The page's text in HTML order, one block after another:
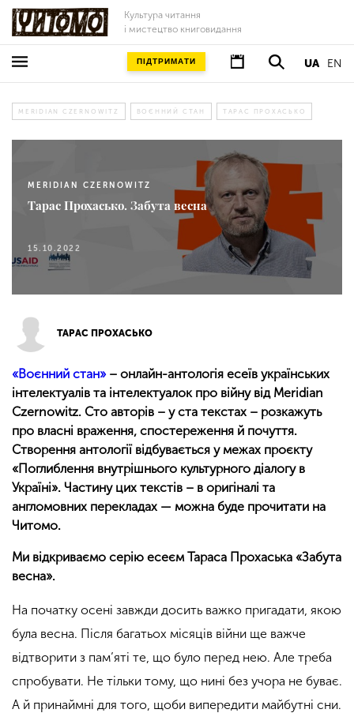
Культура читання
і мистецтво книговидання
UA EN
ПІДТРИМАТИ
MERIDIAN CZERNOWITZ ВОЄННИЙ СТАН ТАРАС ПРОХАСЬКО
MERIDIAN CZERNOWITZ
Тарас Прохасько. Забута весна
15.10.2022
ТАРАС ПРОХАСЬКО
«Воєнний стан» – онлайн-антологія есеїв українських
інтелектуалів та інтелектуалок про війну від Meridian
Czernowitz. Сто авторів – у ста текстах – розкажуть
про власні враження, спостереження й почуття.
Створення антології відбувається у межах проєкту
«Поглиблення внутрішнього культурного діалогу в
Україні». Частину цих текстів – в оригіналі та
англомовних перекладах — можна буде прочитати на
Читомо.
Ми відкриваємо серію есеєм Тараса Прохаська «Забута
весна».
На початку осені завжди досить важко пригадати, якою
була весна. Після багатьох місяців війни ще важче
відтворити з пам’яті те, що було перед нею. Але треба
спробувати. Не тільки тому, що нині без учора не буває.
А й принаймні для того, щоби випередити майбутні сни.